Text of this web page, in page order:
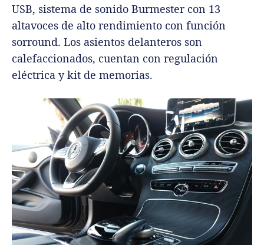
USB, sistema de sonido Burmester con 13
altavoces de alto rendimiento con función
sorround. Los asientos delanteros son
calefaccionados, cuentan con regulación
eléctrica y kit de memorias.